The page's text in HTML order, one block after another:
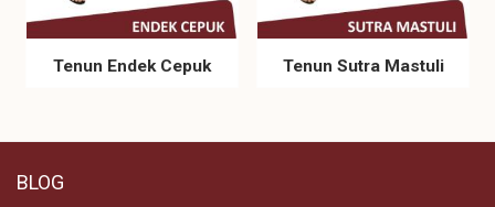
Tenun Endek Cepuk Tenun Sutra Mastuli
BLOG